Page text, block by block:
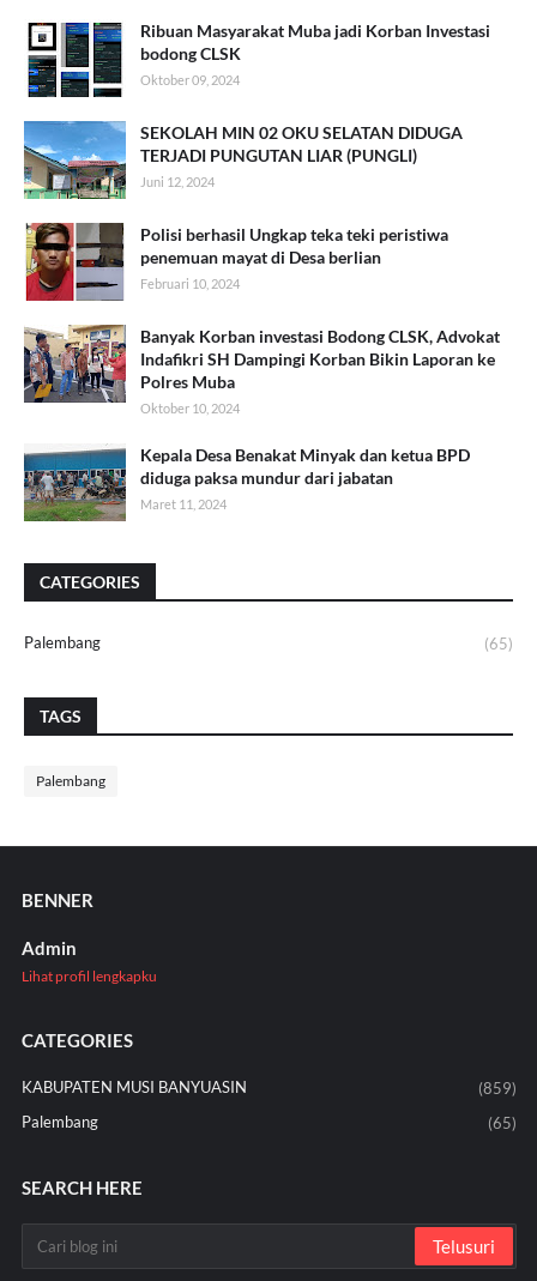
Ribuan Masyarakat Muba jadi Korban Investasi
bodong CLSK
Oktober 09, 2024
SEKOLAH MIN 02 OKU SELATAN DIDUGA
TERJADI PUNGUTAN LIAR (PUNGLI)
Juni 12, 2024
Polisi berhasil Ungkap teka teki peristiwa
penemuan mayat di Desa berlian
Februari 10, 2024
Banyak Korban investasi Bodong CLSK, Advokat
Indafikri SH Dampingi Korban Bikin Laporan ke
Polres Muba
Oktober 10, 2024
Kepala Desa Benakat Minyak dan ketua BPD
diduga paksa mundur dari jabatan
Maret 11, 2024
CATEGORIES
Palembang (65)
TAGS
Palembang
BENNER
Admin
Lihat profil lengkapku
CATEGORIES
KABUPATEN MUSI BANYUASIN
(859)
Palembang
(65)
SEARCH HERE